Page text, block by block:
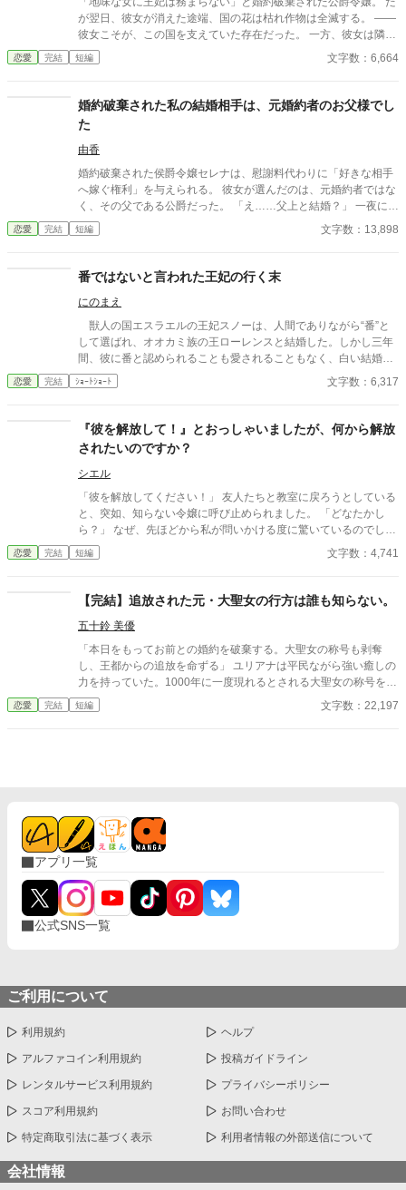
が翌日、彼女が消えた途端、国の花は枯れ作物は全滅する。 ――
彼女こそが、この国を支えていた存在だった。 一方、彼女は隣国
で“氷の将軍”に溺愛されていた。 手遅れになってから縋る王子と
滅びゆく国をよそに、彼女は初めての恋を知る。
恋愛 完結 短編 文字数：6,664
婚約破棄された私の結婚相手は、元婚約者のお父様でし
た
由香
婚約破棄された侯爵令嬢セレナは、慰謝料代わりに「好きな相手
へ嫁ぐ権利」を与えられる。 彼女が選んだのは、元婚約者ではな
く、その父である公爵だった。 「え……父上と結婚？」 一夜にし
て元婚約者は義理の息子となり、立場は完全逆転。 誠実な公爵と
の甘く穏やかな新婚生活と、毎日義母に頭が上がらない元婚約者
恋愛 完結 短編 文字数：13,898
番ではないと言われた王妃の行く末
にのまえ
獣人の国エスラエルの王妃スノーは、人間でありながら“番”と
して選ばれ、オオカミ族の王ローレンスと結婚した。しかし三年
間、彼に番と認められることも愛されることもなく、白い結婚の
まま冷遇され続ける。 それでも王妃として国に尽くしてきたス
ノーだったが、ある日、ローレンスが別の令嬢レイアーを懐妊さ
決意し、国を去ろうとする。 しかしその道中、レイアー嬢の実
家の襲撃に遭い、スノーは命を落とす寸前、自身の命と引き換え
に広域回復魔法で多くの命を救う。 これでスノーの、人生は終
わりのはずだった。 だが次に目を覚ますと、スノーは三年前の
結婚式当日に戻っていた。何度死んでも、何度拒絶しても、結婚
式の誓いの瞬間へと戻される。 番から逃れようと、スノーは何
度も死を選ぶが――。
恋愛 完結 ｼｮｰﾄｼｮｰﾄ 文字数：6,317
『彼を解放して！』とおっしゃいましたが、何から解放
されたいのですか？
シエル
「彼を解放してください！」 友人たちと教室に戻ろうとしている
と、突如、知らない令嬢に呼び止められました。 「どなたかし
ら？」 なぜ、先ほどから私が問いかける度に驚いているのでしょ
う？ まるで「え！？私のこと知らないの！？」と言わんばかりで
すけれど、知りませんよ？ どうやら、『彼』とは私の婚約者のこ
は何かに囚われているようには見えないのですが？ ※ 中世ヨーロ
ッパモデルの架空の世界 ※ ご都合主義です。 ※ 誤字、脱字、文
章がおかしい箇所は気付いた際に修正しております。
恋愛 完結 短編 文字数：4,741
【完結】追放された元・大聖女の行方は誰も知らない。
五十鈴 美優
「本日をもってお前との婚約を破棄する。大聖女の称号も剥奪
し、王都からの追放を命ずる」 ユリアナは平民ながら強い癒しの
力を持っていた。1000年に一度現れるとされる大聖女の称号を得
て、婚約者となった王子リッドと共に魔物討伐に邁進する日々を
送っていた。 だがリッドはユリアナを休ませることなく働かせ、
恋愛 完結 短編 文字数：22,197
アプリ一覧
公式SNS一覧
ご利用について
利用規約 ヘルプ
アルファコイン利用規約 投稿ガイドライン
レンタルサービス利用規約 プライバシーポリシー
スコア利用規約 お問い合わせ
特定商取引法に基づく表示 利用者情報の外部送信について
会社情報